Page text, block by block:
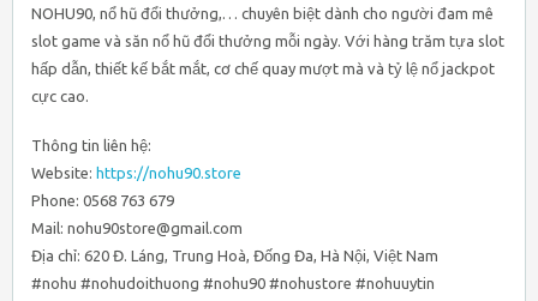
NOHU90, nổ hũ đổi thưởng,… chuyên biệt dành cho người đam mê
slot game và săn nổ hũ đổi thưởng mỗi ngày. Với hàng trăm tựa slot
hấp dẫn, thiết kế bắt mắt, cơ chế quay mượt mà và tỷ lệ nổ jackpot
cực cao.
Thông tin liên hệ:
Website: https://nohu90.store
Phone: 0568 763 679
Mail: nohu90store@gmail.com
Địa chỉ: 620 Đ. Láng, Trung Hoà, Đống Đa, Hà Nội, Việt Nam
#nohu #nohudoithuong #nohu90 #nohustore #nohuuytin